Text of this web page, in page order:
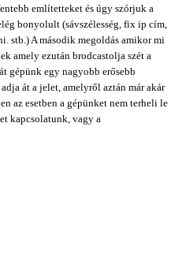
említetteket és úgy szórjuk a
bonyolult (sávszélesség, fix ip cím,
stb.) A második megoldás amikor mi
amely ezután brodcastolja szét a
gépünk egy nagyobb erősebb
át a jelet, amelyről aztán már akár
az esetben a gépünket nem terheli le
kapcsolatunk, vagy a